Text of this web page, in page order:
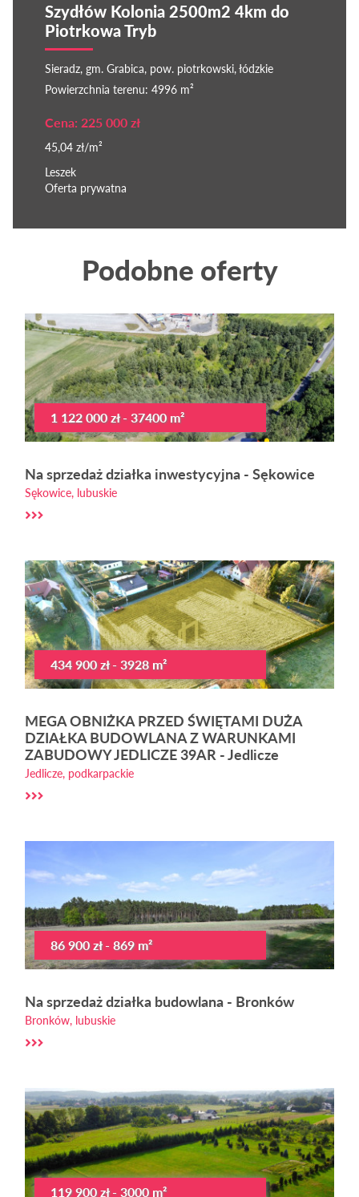
Szydłów Kolonia 2500m2 4km do
Piotrkowa Tryb
Sieradz, gm. Grabica, pow. piotrkowski, łódzkie
Powierzchnia terenu: 4996 m²
Cena: 225 000 zł
45,04 zł/m²
Leszek
Oferta prywatna
Podobne oferty
1 122 000 zł - 37400 m²
Na sprzedaż działka inwestycyjna - Sękowice
Sękowice, lubuskie
434 900 zł - 3928 m²
MEGA OBNIŻKA PRZED ŚWIĘTAMI DUŻA
DZIAŁKA BUDOWLANA Z WARUNKAMI
ZABUDOWY JEDLICZE 39AR - Jedlicze
Jedlicze, podkarpackie
86 900 zł - 869 m²
Na sprzedaż działka budowlana - Bronków
Bronków, lubuskie
119 900 zł - 3000 m²